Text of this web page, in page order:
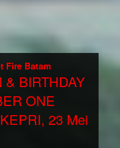
Fire Batam
BIRTHDAY
ONE
23 Mei